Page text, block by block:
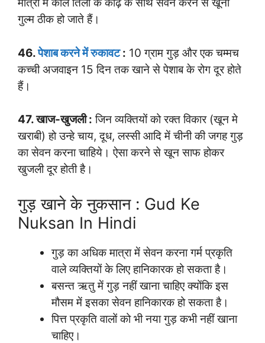
मात्रा में काले तिलों के काढ़े के साथ सेवन करने से खूनी
गुल्म ठीक हो जाते हैं।
46.पेशाब करने में रुकावट: 10 ग्राम गुड़ और एक चम्मच
कच्ची अजवाइन 15 दिन तक खाने से पेशाब के रोग दूर होते
हैं।
47. खाज-खुजली : जिन व्यक्तियों को रक्त विकार (खून मे
खराबी) हो उन्हे चाय, दूध, लस्सी आदि में चीनी की जगह गुड़
का सेवन करना चाहिये। ऐसा करने से खून साफ होकर
खुजली दूर होती है।
गुड़ खाने के नुकसान : Gud Ke
Nuksan In Hindi
गुड़ का अधिक मात्रा में सेवन करना गर्म प्रकृति
वाले व्यक्तियों के लिए हानिकारक हो सकता है।
बसन्त ऋतु में गुड़ नहीं खाना चाहिए क्योंकि इस
मौसम में इसका सेवन हानिकारक हो सकता है।
पित्त प्रकृति वालों को भी नया गुड़ कभी नहीं खाना
चाहिए।